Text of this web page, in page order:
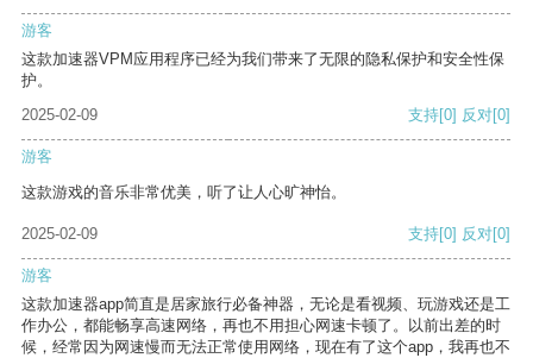
游客
这款加速器VPM应用程序已经为我们带来了无限的隐私保护和安全性保
护。
2025-02-09
支持[0] 反对[0]
游客
这款游戏的音乐非常优美，听了让人心旷神怡。
2025-02-09 支持[0] 反对[0]
游客
这款加速器app简直是居家旅行必备神器，无论是看视频、玩游戏还是工
作办公，都能畅享高速网络，再也不用担心网速卡顿了。以前出差的时
候，经常因为网速慢而无法正常使用网络，现在有了这个app，我再也不